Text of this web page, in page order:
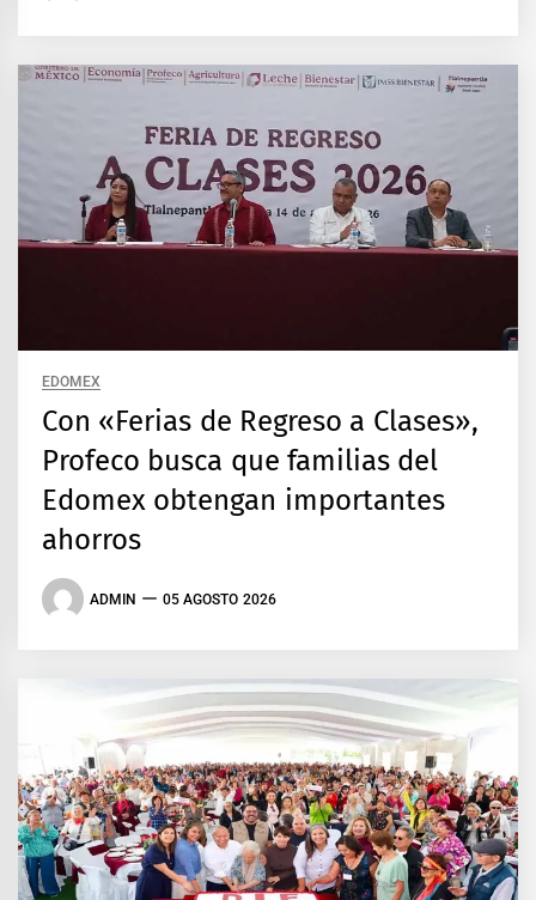
EDOMEX
Con «Ferias de Regreso a Clases»,
Profeco busca que familias del
Edomex obtengan importantes
ahorros
ADMIN 05 AGOSTO 2026